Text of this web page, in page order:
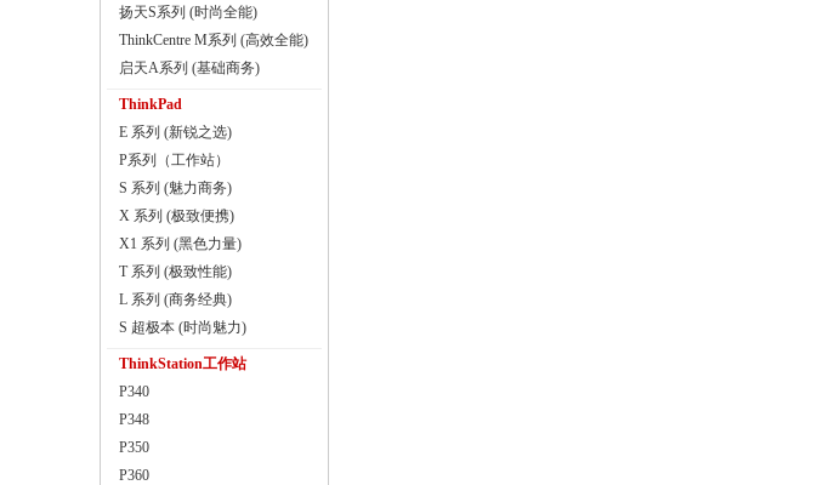
扬天S系列 (时尚全能)
ThinkCentre M系列 (高效全能)
启天A系列 (基础商务)
ThinkPad
E 系列 (新锐之选)
P系列（工作站）
S 系列 (魅力商务)
X 系列 (极致便携)
X1 系列 (黑色力量)
T 系列 (极致性能)
L 系列 (商务经典)
S 超极本 (时尚魅力)
ThinkStation工作站
P340
P348
P350
P360